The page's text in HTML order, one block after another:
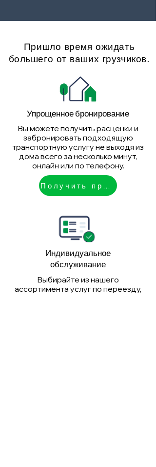
Пришло время ожидать
большего от ваших грузчиков.
Упрощенное бронирование
Вы можете получить расценки и
забронировать подходящую
транспортную услугу не выходя из
дома всего за несколько минут,
онлайн или по телефону.
Получить предложение
Индивидуальное
обслуживание
Выбирайте из нашего
ассортимента услуг по переезду,